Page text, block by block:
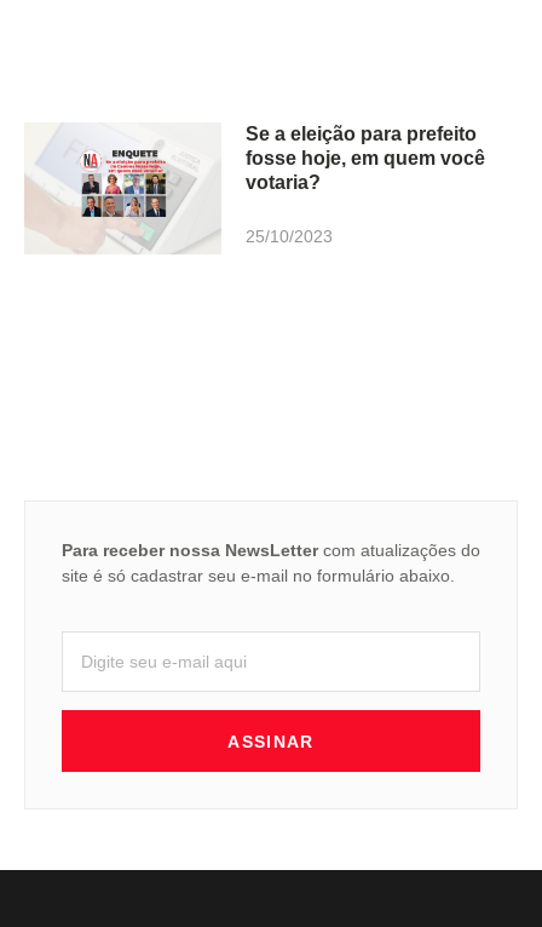
Se a eleição para prefeito
fosse hoje, em quem você
votaria?
25/10/2023
Para receber nossa NewsLettercom atualizações do
site é só cadastrar seu e-mail no formulário abaixo.
ASSINAR